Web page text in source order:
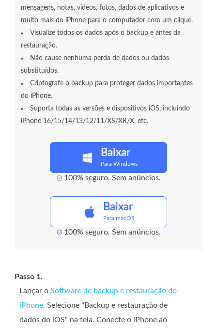
mensagens, notas, vídeos, fotos, dados de aplicativos e
muito mais do iPhone para o computador com um clique.
Visualize todos os dados após o backup e antes da
restauração.
Não cause nenhuma perda de dados ou dados
substituídos.
Criptografe o backup para proteger dados importantes
do iPhone.
Suporta todas as versões e dispositivos iOS, incluindo
iPhone 16/15/14/13/12/11/XS/XR/X, etc.
Baixar
Para Windows
100% seguro. Sem anúncios.
Baixar
Para macOS
100% seguro. Sem anúncios.
Passo 1.
Lançar o Software de backup e restauração do
iPhone. Selecione "Backup e restauração de
dados do iOS" na tela. Conecte o iPhone ao